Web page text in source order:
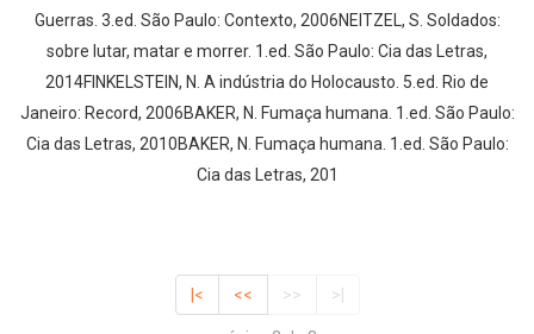
Guerras. 3.ed. São Paulo: Contexto, 2006NEITZEL, S. Soldados:
sobre lutar, matar e morrer. 1.ed. São Paulo: Cia das Letras,
2014FINKELSTEIN, N. A indústria do Holocausto. 5.ed. Rio de
Janeiro: Record, 2006BAKER, N. Fumaça humana. 1.ed. São Paulo:
Cia das Letras, 2010BAKER, N. Fumaça humana. 1.ed. São Paulo:
Cia das Letras, 201
|< << >> >|